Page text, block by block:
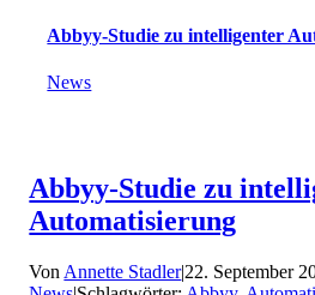
Abbyy-Studie zu intelligenter
News
Abbyy-Studie zu
Automatisierung
Von Annette Stadler|22. September